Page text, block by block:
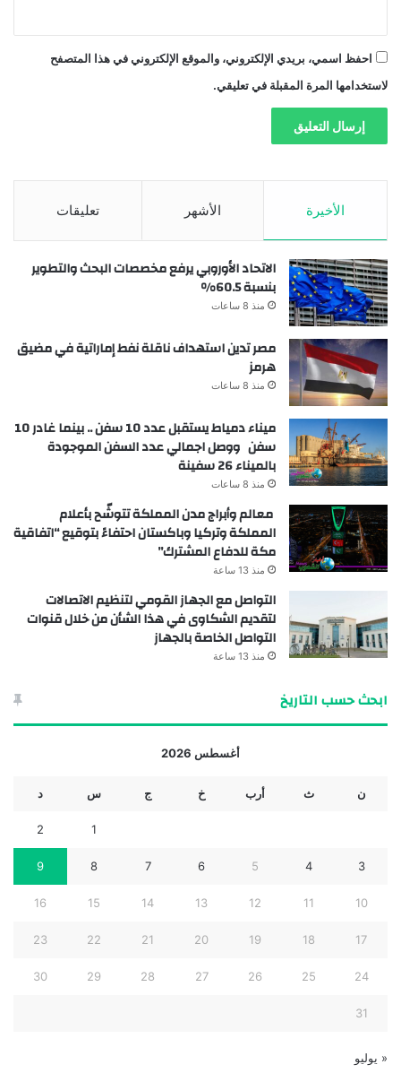
احفظ اسمي، بريدي الإلكتروني، والموقع الإلكتروني في هذا المتصفح
لاستخدامها المرة المقبلة في تعليقي.
الأخيرة الأشهر تعليقات
الاتحاد الأوروبي يرفع مخصصات البحث والتطوير
بنسبة 60.5%
منذ 8 ساعات
مصر تدين استهداف ناقلة نفط إماراتية في مضيق
هرمز
منذ 8 ساعات
ميناء دمياط يستقبل عدد 10 سفن .. بينما غادر 10
سفن ووصل اجمالي عدد السفن الموجودة
بالميناء 26 سفينة
منذ 8 ساعات
معالم وأبراج مدن المملكة تتوشّح بأعلام
المملكة وتركيا وباكستان احتفاءً بتوقيع “اتفاقية
مكة للدفاع المشترك”
منذ 13 ساعة
التواصل مع الجهاز القومي لتنظيم الاتصالات
لتقديم الشكاوى في هذا الشأن من خلال قنوات
التواصل الخاصة بالجهاز
منذ 13 ساعة
ابحث حسب التاريخ
أغسطس 2026
ن ث أرب خ ج س د
1
2
3
4
5
6
7
8
9
10
11
12
13
14
15
16
17
18
19
20
21
22
23
24
25
26
27
28
29
30
31
« يوليو